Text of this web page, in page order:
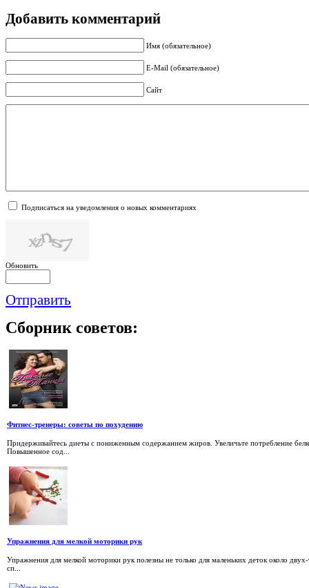
Добавить комментарий
Имя (обязательное)
E-Mail (обязательное)
Сайт
Подписаться на уведомления о новых комментариях
Обновить
Отправить
Сборник советов:
Фитнес-тренеры: советы по похудению
Придерживайтесь диеты с пониженным содержанием жиров. Увеличьте потребление
Повышенное сод...
Упражнения для мелкой моторики рук
Упражнения для мелкой моторики рук полезны не только для маленьких деток около
сп...